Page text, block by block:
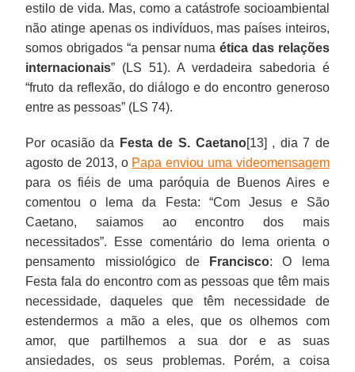
estilo de vida. Mas, como a catástrofe socioambiental
não atinge apenas os indivíduos, mas países inteiros,
somos obrigados “a pensar numaética das relações
internacionais” (LS 51). A verdadeira sabedoria é
“fruto da reflexão, do diálogo e do encontro generoso
entre as pessoas” (LS 74).
Por ocasião da Festa de S. Caetano[13] , dia 7 de
agosto de 2013, o Papa enviou uma videomensagem
para os fiéis de uma paróquia de Buenos Aires e
comentou o lema da Festa: “Com Jesus e São
Caetano, saiamos ao encontro dos mais
necessitados”. Esse comentário do lema orienta o
pensamento missiológico de
Francisco: O lema
Festa fala do encontro com as pessoas que têm mais
necessidade, daqueles que têm necessidade de
estendermos a mão a eles, que os olhemos com
amor, que partilhemos a sua dor e as suas
ansiedades, os seus problemas. Porém, a coisa